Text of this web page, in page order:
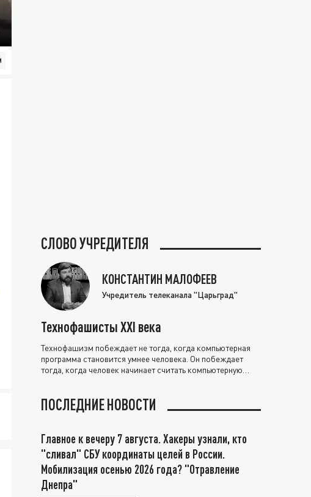
СЛОВО УЧРЕДИТЕЛЯ
КОНСТАНТИН МАЛОФЕЕВ
Учредитель телеканала "Царьград"
Технофашисты XXI века
Технофашизм побеждает не тогда, когда компьютерная
программа становится умнее человека. Он побеждает
тогда, когда человек начинает считать компьютерную
ПОСЛЕДНИЕ НОВОСТИ
Главное к вечеру 7 августа. Хакеры узнали, кто
"сливал" СБУ координаты целей в России.
Мобилизация осенью 2026 года? "Отравление
Днепра"